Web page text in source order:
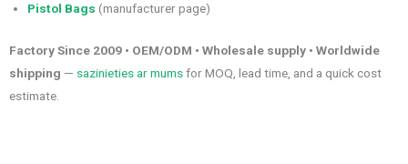
Pistol Bags (manufacturer page)
Factory Since 2009 • OEM/ODM • Wholesale supply • Worldwide
shipping — sazinieties ar mumsfor MOQ, lead time, and a quick cost
estimate.